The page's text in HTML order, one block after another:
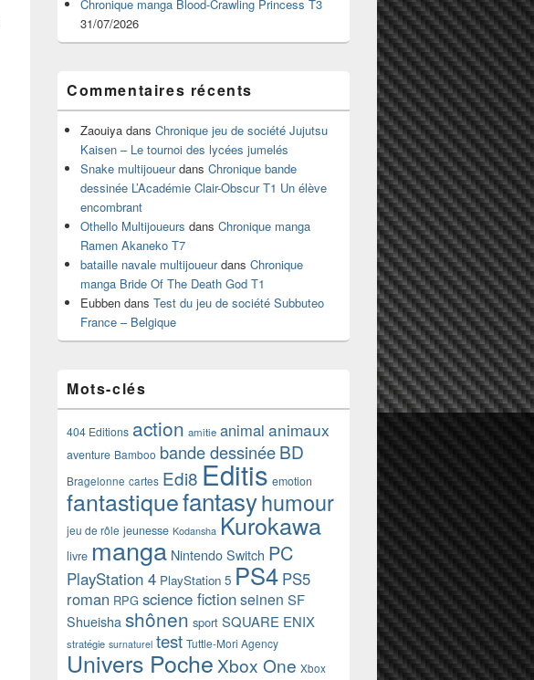
Chronique manga Blood-Crawling Princess T3
31/07/2026
Commentaires récents
Zaouiya dans Chronique jeu de société Jujutsu
Kaisen – Le tournoi des lycées jumelés
Snake multijoueurdans Chronique bande
dessinée L’Académie Clair-Obscur T1 Un élève
encombrant
Othello Multijoueurs dans Chronique manga
Ramen Akaneko T7
bataille navale multijoueurdans Chronique
manga Bride Of The Death God T1
Eubben dans Test du jeu de société Subbuteo
France – Belgique
Mots-clés
404 Editions action amitie animal animaux
aventure Bamboo bande dessinéeBD
Bragelonne cartes Edi8 Editis emotion
fantastiquefantasyhumour
jeu de rôle jeunesse Kodansha Kurokawa
livre manga Nintendo Switch PC
PlayStation 4 PlayStation 5 PS4 PS5
roman RPG science fictionseinen SF
Shueisha shônen sport SQUARE ENIX
stratégie surnaturel test Tuttle-Mori Agency
Univers Poche Xbox One Xbox